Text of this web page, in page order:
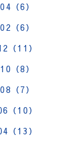
（6）
（6）
（11）
（8）
（7）
（10）
（13）